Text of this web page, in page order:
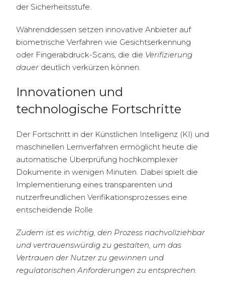
der Sicherheitsstufe.
Währenddessen setzen innovative Anbieter auf
biometrische Verfahren wie Gesichtserkennung
oder Fingerabdruck-Scans, die die Verifizierung
dauer deutlich verkürzen können.
Innovationen und
technologische Fortschritte
Der Fortschritt in der Künstlichen Intelligenz (KI) und
maschinellen Lernverfahren ermöglicht heute die
automatische Überprüfung hochkomplexer
Dokumente in wenigen Minuten. Dabei spielt die
Implementierung eines transparenten und
nutzerfreundlichen Verifikationsprozesses eine
entscheidende Rolle.
Zudem ist es wichtig, den Prozess nachvollziehbar
und vertrauenswürdig zu gestalten, um das
Vertrauen der Nutzer zu gewinnen und
regulatorischen Anforderungen zu entsprechen.